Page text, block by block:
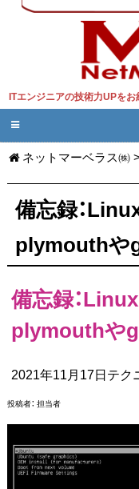
ITエンジニアの技術力UPをお
ネットマーベラス㈱>
備忘録：
plymouthや
備忘録：
plymouthや
2021年11月17日テク
投稿者： 担当者